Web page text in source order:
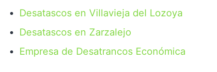
Desatascos en Villavieja del Lozoya
Desatascos en Zarzalejo
Empresa de Desatrancos Económica